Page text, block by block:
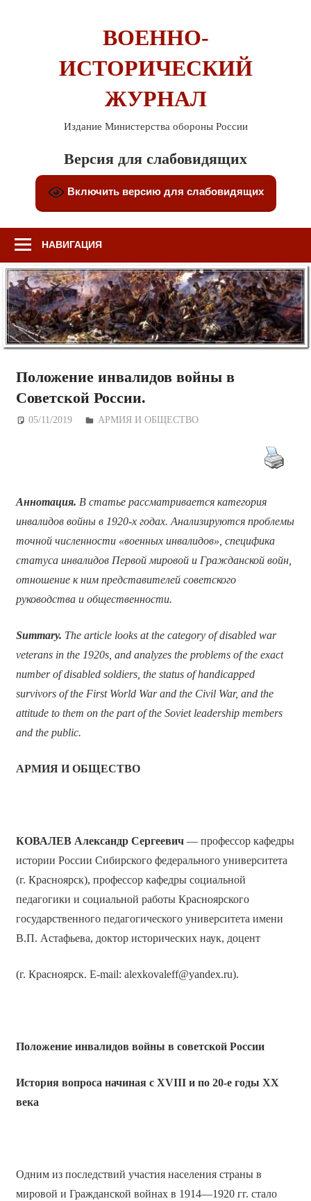
ВОЕННО-
ИСТОРИЧЕСКИЙ
ЖУРНАЛ
Издание Министерства обороны России
Версия для слабовидящих
Включить версию для слабовидящих
НАВИГАЦИЯ
Положение инвалидов войны в
Советской России.
05/11/2019 Дежурный по Редакции
АРМИЯ И ОБЩЕСТВО
Аннотация. В статье рассматривается категория
инвалидов войны в 1920-х годах. Анализируются проблемы
точной численности «военных инвалидов», специфика
статуса инвалидов Первой мировой и Гражданской войн,
отношение к ним представителей советского
руководства и общественности.
Summary. The article looks at the category of disabled war
veterans in the 1920s, and analyzes the problems of the exact
number of disabled soldiers, the status of handicapped
survivors of the First World War and the Civil War, and the
attitude to them on the part of the Soviet leadership members
and the public.
АРМИЯ И ОБЩЕСТВО
КОВАЛЕВ Александр Сергеевич— профессор кафедры
истории России Сибирского федерального университета
(г. Красноярск), профессор кафедры социальной
педагогики и социальной работы Красноярского
государственного педагогического университета имени
В.П. Астафьева, доктор исторических наук, доцент
(г. Красноярск. E-mail: alexkovaleff@yandex.ru).
Положение инвалидов войны в советской России
История вопроса начиная с XVIIIи по 20-е годы XX
века
Одним из последствий участия населения страны в
мировой и Гражданской войнах в 1914—1920 гг. стало